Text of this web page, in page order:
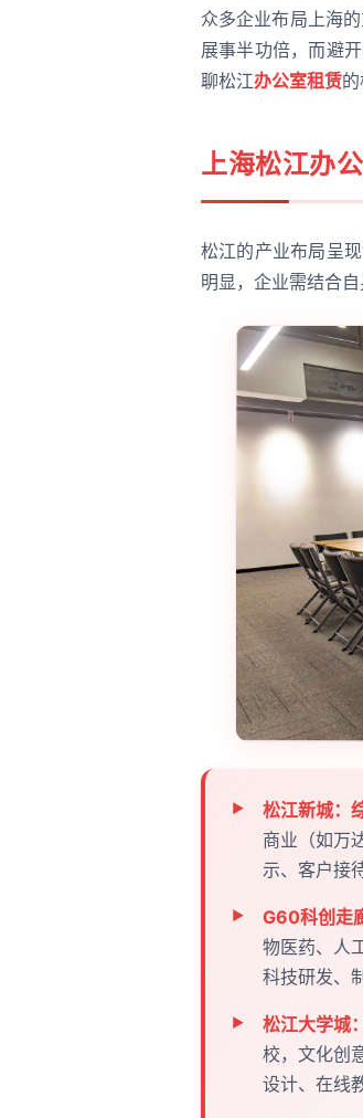
众多企业布局上海
展事半功倍，而避
聊松江办公室租赁
上海松江办
松江的产业布局呈
明显，企业需结合自
松江新城：
商业（如万
示、客户接
G60科创走
物医药、人
科技研发、
松江大学城
校，文化创
设计、在线